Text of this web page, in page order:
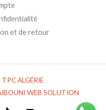
et de retour
TPCALGÉRIE
WEB SOLUTION
WEB SOLUTION